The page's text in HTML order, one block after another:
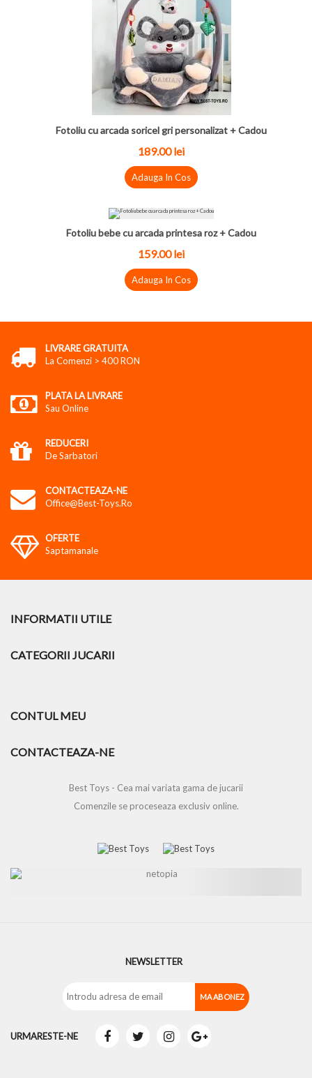
Fotoliu cu arcada soricel gri personalizat + Cadou
189.00 lei
Adauga In Cos
Fotoliu bebe cu arcada printesa roz + Cadou
159.00 lei
Adauga In Cos
LIVRARE GRATUITA
La Comenzi > 400 RON
PLATA LA LIVRARE
Sau Online
REDUCERI
De Sarbatori
CONTACTEAZA-NE
Office@best-Toys.ro
OFERTE
Saptamanale
INFORMATII UTILE
CATEGORII JUCARII
CONTUL MEU
CONTACTEAZA-NE
Best Toys - Cea mai variata gama de jucarii
Comenzile se proceseaza exclusiv online.
NEWSLETTER
URMARESTE-NE